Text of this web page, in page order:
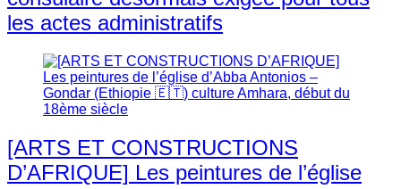
les actes administratifs
[ARTS ET CONSTRUCTIONS
D’AFRIQUE] Les peintures de l’église